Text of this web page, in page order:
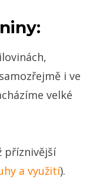
i ve
velké
příznivější
a využití).